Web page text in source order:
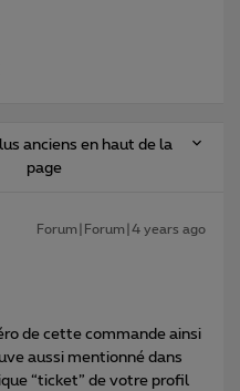
anciens en haut de la
page
Forum|Forum|4 years ago
de cette commande ainsi
aussi mentionné dans
“ticket” de votre profil